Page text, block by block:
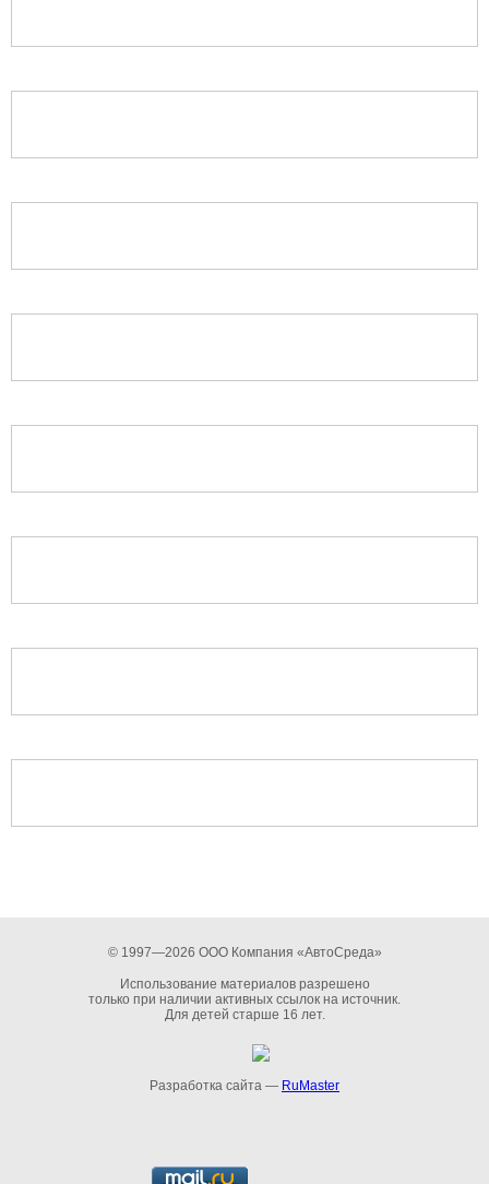
© 1997—2026 ООО Компания «АвтоСреда»
Использование материалов разрешено
только при наличии активных ссылок на источник.
Для детей старше 16 лет.
Разработка сайта — RuMaster